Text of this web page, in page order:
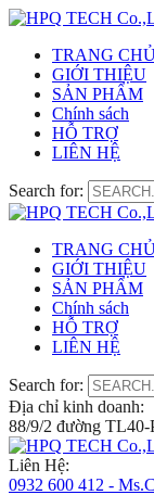
TRANG
GIỚI THIỆU
SẢN PHẨM
Chính sách
HỖ TRỢ
LIÊN HỆ
Search for:
TRANG
GIỚI THIỆU
SẢN PHẨM
Chính sách
HỖ TRỢ
LIÊN HỆ
Search for:
Địa chỉ kinh doanh:
88/9/2 đường
Liên Hệ:
0932 600 412 -